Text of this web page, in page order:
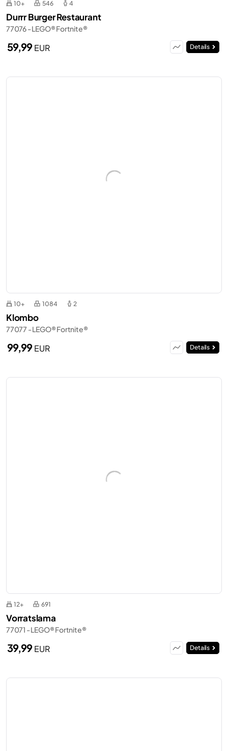
10+ 546 4
Durrr Burger Restaurant
77076 - LEGO® Fortnite®
59,99EUR Details
10+ 1084 2
Klombo
77077 - LEGO® Fortnite®
99,99EUR Details
12+ 691
Vorratslama
77071 - LEGO® Fortnite®
39,99EUR Details